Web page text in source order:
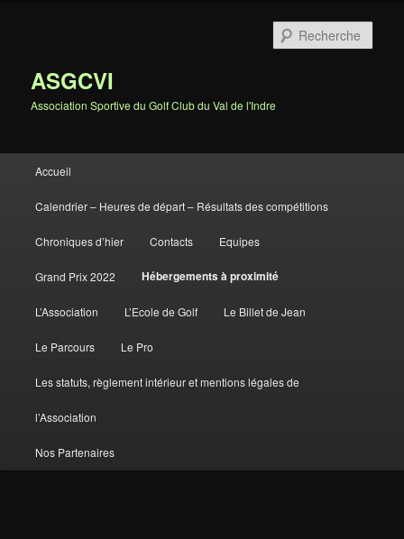
ASGCVI
Association Sportive du Golf Club du Val de l'Indre
Aller au contenu principal
Aller au contenu secondaire
Accueil
Calendrier – Heures de départ – Résultats des compétitions
Chroniques d’hier Contacts Equipes
Grand Prix 2022 Hébergements à proximité
L’Association L’Ecole de Golf Le Billet de Jean
Le Parcours Le Pro
Les statuts, règlement intérieur et mentions légales de
l’Association
Nos Partenaires